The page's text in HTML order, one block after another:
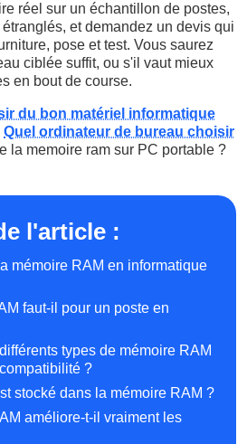
réel sur un échantillon de postes,
et demandez un devis qui
pose et test. Vous saurez
ciblée suffit, ou s'il vaut mieux
en bout de course.
du bon matériel informatique
Quel ordinateur de bureau choisir
la memoire ram sur PC portable ?
l'article :
mémoire RAM en informatique
faut-il pour un poste en
types de mémoire RAM
?
stocké dans la mémoire RAM ?
améliore-t-il vraiment les